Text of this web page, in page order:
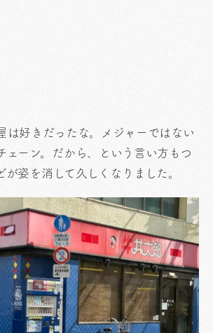
は好きだったな。メジャーではない
ェーン。だから、という言い方もつ
が姿を消して久しくなりました。